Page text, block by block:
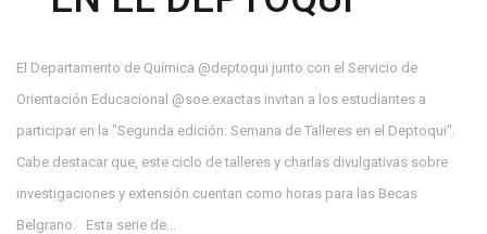
El Departamento de Química @deptoqui junto con el Servicio de
Orientación Educacional @soe.exactas invitan a los estudiantes a
participar en la "Segunda edición: Semana de Talleres en el Deptoqui".
Cabe destacar que, este ciclo de talleres y charlas divulgativas sobre
investigaciones y extensión cuentan como horas para las Becas
Belgrano. Esta serie de...